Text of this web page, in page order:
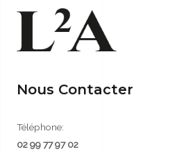
Nous Contacter
Téléphone:
02 99 77 97 02